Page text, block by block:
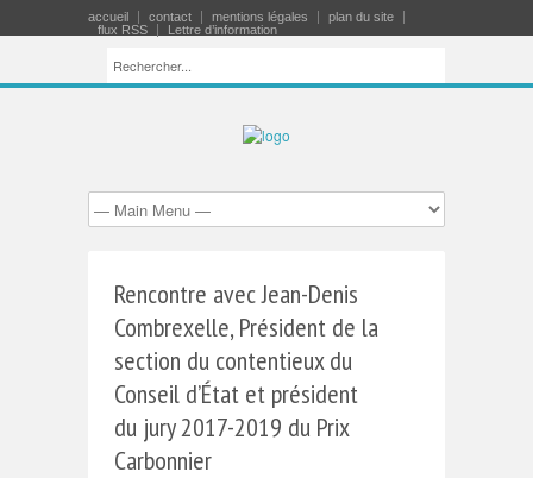
accueil contact mentions légales
plan du site
flux RSS
Lettre d’information
Rencontre avec Jean-Denis
Combrexelle, Président de la
section du contentieux du
Conseil d’État et président
du jury 2017-2019 du Prix
Carbonnier